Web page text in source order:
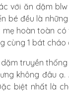
với ăn dặm
bé đều là
mẹ hoàn toàn
cùng 1 bát cháo
dặm truyền
không đâu ạ.
biệt nhất là